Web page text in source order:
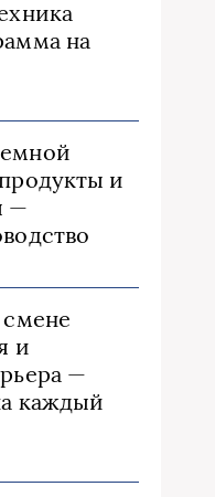
на
и
—
и
—
каждый